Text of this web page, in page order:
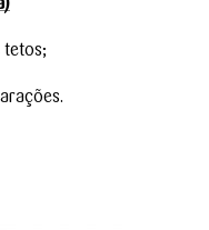
tetos;